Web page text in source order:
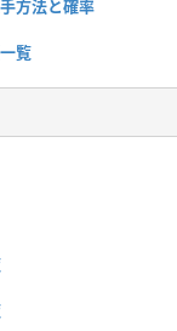
方法と確率
覧